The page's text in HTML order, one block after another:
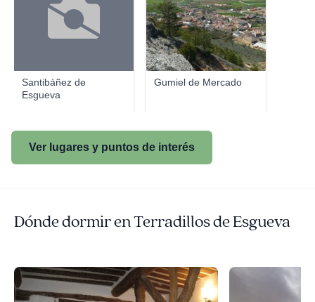
Santibáñez de
Esgueva
Gumiel de Mercado
Ver lugares y puntos de interés
Dónde dormir en Terradillos de Esgueva